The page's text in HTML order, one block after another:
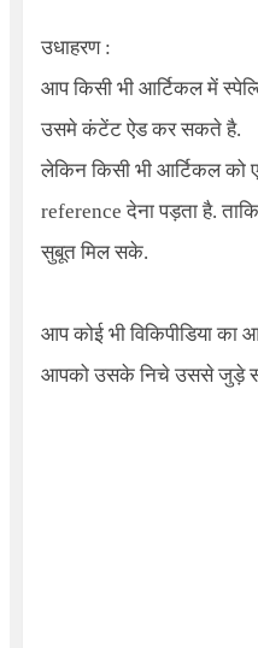
उधाहरण :
आप किसी भी आर्टिकल में
उसमे कंटेंट ऐड कर सकते है.
लेकिन किसी भी आर्टिकल को
reference देना पड़ता है.
सुबूत मिल सके.
आप कोई भी विकिपीडिया
आपको उसके निचे उससे जुड़े